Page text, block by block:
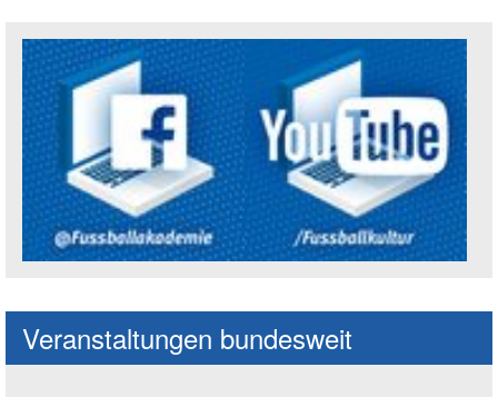
Social Media Kanäle der Akademie
Veranstaltungen bundesweit